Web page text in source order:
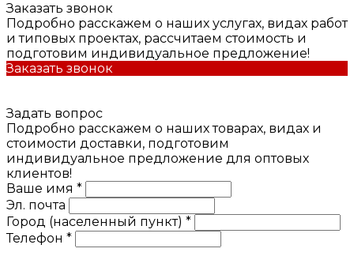
Заказать звонок
Подробно расскажем о наших услугах, видах работ
и типовых проектах, рассчитаем стоимость и
подготовим индивидуальное предложение!
Заказать звонок
Задать вопрос
Подробно расскажем о наших товарах, видах и
стоимости доставки, подготовим
индивидуальное предложение для оптовых
клиентов!
Ваше имя *
Эл. почта
Город (населенный пункт) *
Телефон *